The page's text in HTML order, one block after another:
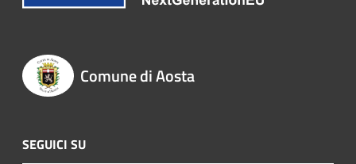
Comune di Aosta
SEGUICI SU